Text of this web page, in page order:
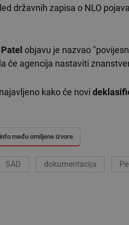
državnih zapisa o NLO
objavu je nazvao
će agencija nastaviti
kako će novi
među omiljene izvore
SAD dokumentacija